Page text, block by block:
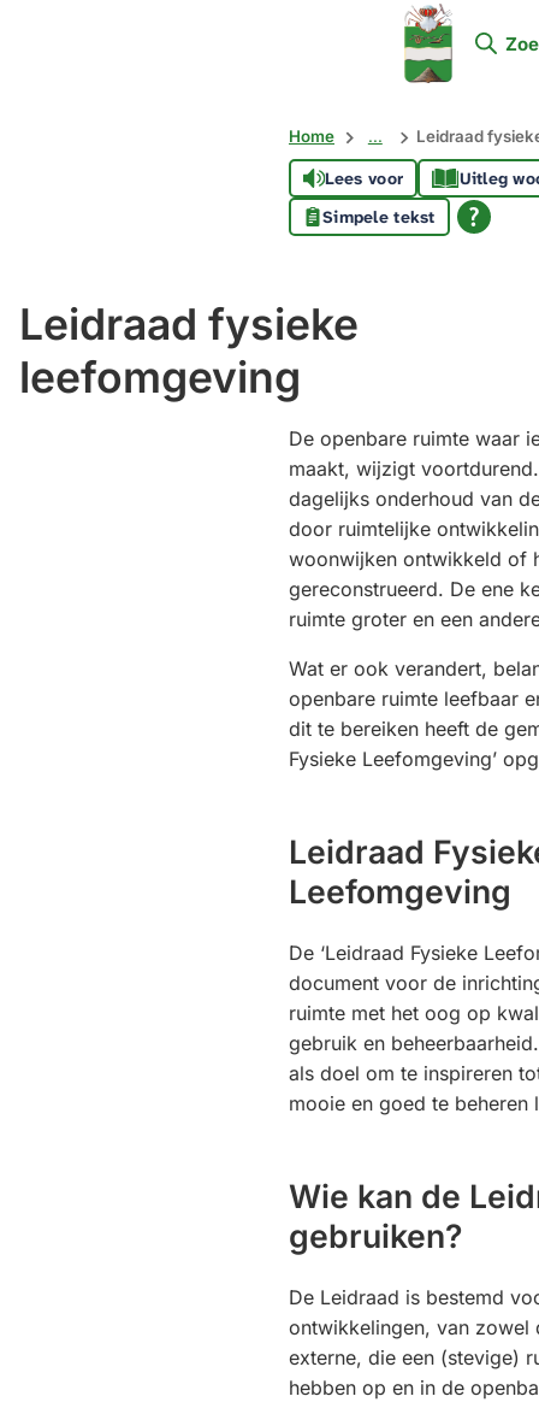
Mijn
Soest
Home ... Leidraad
Lees voor
Uitleg
Simpele tekst
Leidraad fysieke
leefomgeving
De openbare ruimte waar
maakt, wijzigt
dagelijks onderhoud van
door ruimtelijke
woonwijken ontwikkeld of
gereconstrueerd. De ene
ruimte groter en een
Wat er ook verandert,
openbare ruimte leefbaar
dit te bereiken heeft de
Fysieke Leefomgeving’
Leidraad
Leefomgeving
De ‘Leidraad Fysieke
document voor de
ruimte met het oog op
gebruik en
als doel om te inspireren
mooie en goed te
Wie kan de
gebruiken?
De Leidraad is bestemd
ontwikkelingen, van zowel
externe, die een (stevige)
hebben op en in de